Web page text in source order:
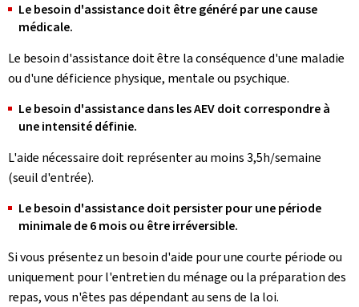
Le besoin d'assistance doit être généré par une cause
médicale.
Le besoin d'assistance doit être la conséquence d'une maladie
ou d'une déficience physique, mentale ou psychique.
Le besoin d'assistance dans les AEV doit correspondre à
une intensité définie.
L'aide nécessaire doit représenter au moins 3,5h/semaine
(seuil d'entrée).
Le besoin d'assistance doit persister pour une période
minimale de 6 mois ou être irréversible.
Si vous présentez un besoin d'aide pour une courte période ou
uniquement pour l'entretien du ménage ou la préparation des
repas, vous n'êtes pas dépendant au sens de la loi.